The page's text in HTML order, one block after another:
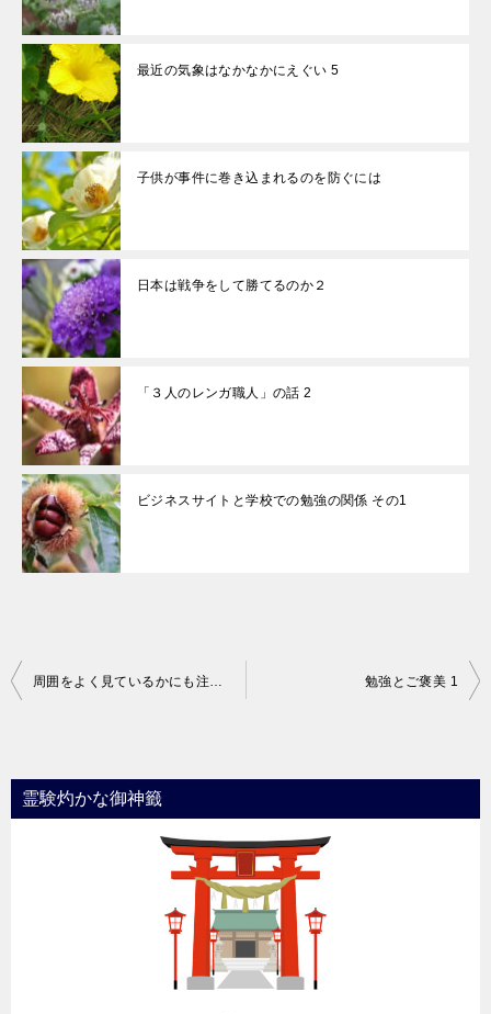
最近の気象はなかなかにえぐい 5
子供が事件に巻き込まれるのを防ぐには
日本は戦争をして勝てるのか２
「３人のレンガ職人」の話 2
ビジネスサイトと学校での勉強の関係 その1
投
ビ
ゲ
周囲をよく見ているかにも注意を払う 勉強とご褒美 1
霊験灼かな御神籤